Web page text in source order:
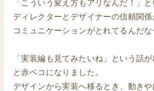
「こういう変え方もアリなんだ！」
ディレクターとデザイナーの信頼関
コミュニケーションがとれてるんだ
「実装編も見てみたいね」という話
と赤ベコになりました。
デザインから実装へ移るとき、動き